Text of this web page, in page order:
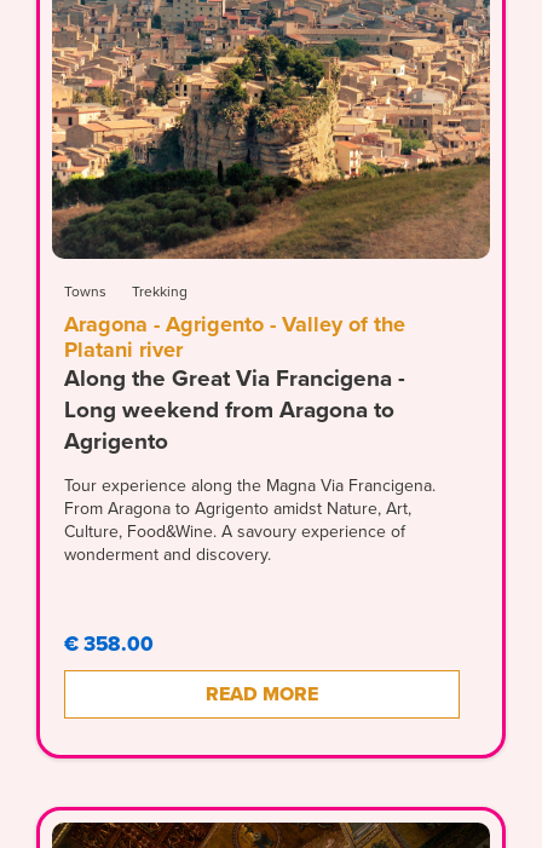
Towns Trekking
Aragona - Agrigento - Valley of the
Platani river
Along the Great Via Francigena -
Long weekend from Aragona to
Agrigento
Tour experience along the Magna Via Francigena.
From Aragona to Agrigento amidst Nature, Art,
Culture, Food&Wine. A savoury experience of
wonderment and discovery.
€ 358.00
READ MORE